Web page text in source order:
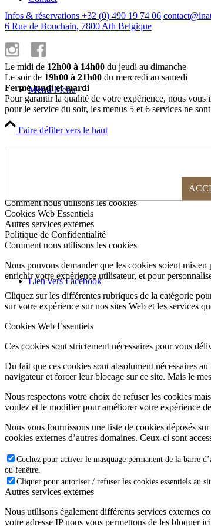
Menu Menu
Lien vers Facebook
Infos & réservations +32 (0) 490 19 74 06
6 Rue de Bouchain, 7800 Ath Belgique
Le midi de 12h00 à 14h00 du jeudi au dimanche
Le soir de 19h00 à 21h00 du mercredi au samedi
Fermé lundi et mardi
Pour garantir la qualité de votre expérience, nous vous
pour le service du soir, les menus 5 et 6 services ne
Faire défiler vers le haut
Comment nous utilisons les cookies
Cookies Web Essentiels
Autres services externes
Politique de Confidentialité
Comment nous utilisons les cookies
Nous pouvons demander que les cookies soient mis
enrichir votre expérience utilisateur, et pour
Cliquez sur les différentes rubriques de la catégorie
sur votre expérience sur nos sites Web et les services
Cookies Web Essentiels
Ces cookies sont strictement nécessaires pour vous
Du fait que ces cookies sont absolument nécessaires
navigateur et forcer leur blocage sur ce site. Mais le
Nous respectons votre choix de refuser les cookies
voulez et le modifier pour améliorer votre expérience
Nous vous fournissons une liste de cookies déposés
cookies externes d’autres domaines. Ceux-ci sont
Cochez pour activer le masquage permanent de la barre
ou fenêtre.
Cliquer pour autoriser / refuser les cookies essentiels au
Autres services externes
Nous utilisons également différents services externes
votre adresse IP nous vous permettons de les bloquer